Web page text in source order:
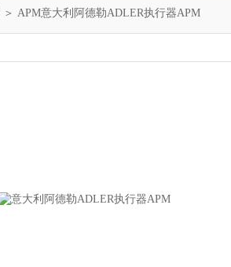
＞ APM意大利阿德勒ADLER执行器APM